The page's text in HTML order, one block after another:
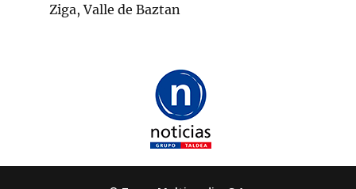
Ziga, Valle de Baztan